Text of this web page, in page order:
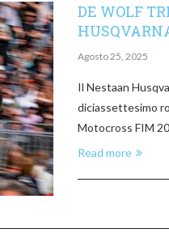
DE WOLF
Agosto 25, 2025
Il Nestaan
diciassettesimo
Motocross FIM
Read more